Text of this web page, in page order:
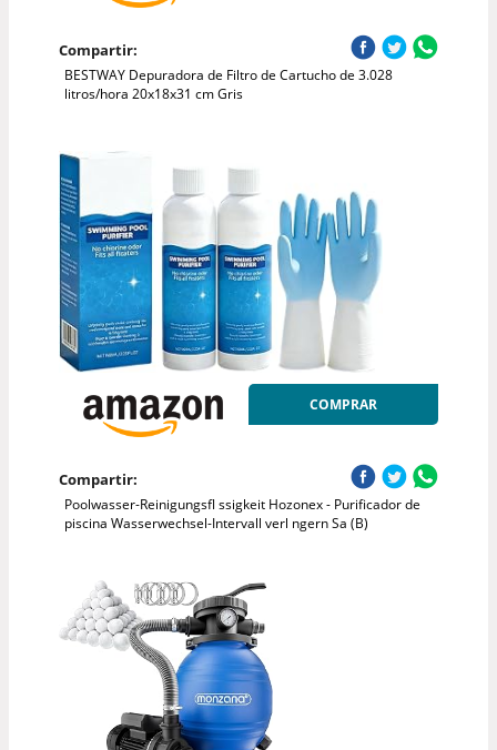
Compartir:
BESTWAY Depuradora de Filtro de Cartucho de 3.028
litros/hora 20x18x31 cm Gris
COMPRAR
Compartir:
Poolwasser-Reinigungsfl ssigkeit Hozonex - Purificador de
piscina Wasserwechsel-Intervall verl ngern Sa (B)